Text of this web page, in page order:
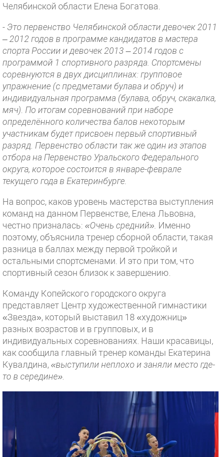
Челябинской области Елена Богатова.
- Это первенство Челябинской области девочек 2011
– 2012 годов в программе кандидатов в мастера
спорта России и девочек 2013 – 2014 годов с
программой 1 спортивного разряда. Спортсмены
соревнуются в двух дисциплинах: групповое
упражнение (с предметами булава и обруч) и
индивидуальная программа (булава, обруч, скакалка,
мяч). По итогам соревнований при наборе
определённого количества балов некоторым
участникам будет присвоен первый спортивный
разряд. Первенство области так же один из этапов
отбора на Первенство Уральского Федерального
округа, которое состоится в январе-феврале
текущего года в Екатеринбурге.
На вопрос, каков уровень мастерства выступления
команд на данном Первенстве, Елена Львовна,
честно призналась: «Очень средний». Именно
поэтому, объяснила тренер сборной области, такая
разница в баллах между первой тройкой и
остальными спортсменами. И это при том, что
спортивный сезон близок к завершению.
Команду Копейского городского округа
представляет Центр художественной гимнастики
«Звезда», который выставил 18 «художниц»
разных возрастов и в групповых, и в
индивидуальных соревнованиях. Наши красавицы,
как сообщила главный тренер команды Екатерина
Кувалдина,«выступили неплохо и заняли место где-
то в середине».